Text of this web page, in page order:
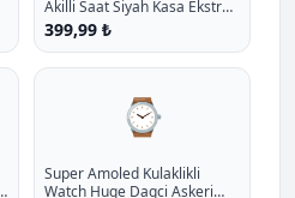
Akilli Saat Siyah Kasa Ekstra
Kordon Hediyeli P - %27.1
İndirim
399,99 ₺
⌚
Super Amoled Kulaklikli
Watch Huge Dagci Askeri